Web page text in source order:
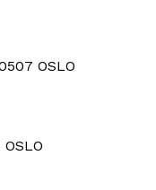
OSLO